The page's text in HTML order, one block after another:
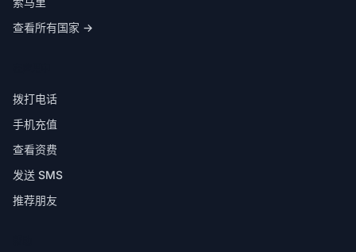
查看所有国家 →
拨打电话
手机充值
查看资费
发送 SMS
推荐朋友